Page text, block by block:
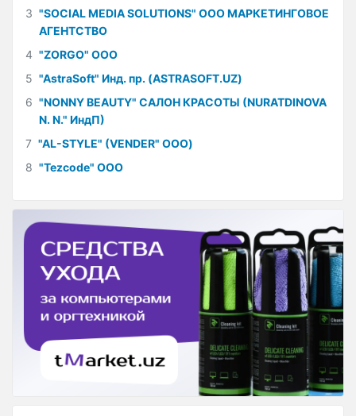
3 "SOCIAL MEDIA SOLUTIONS" ООО МАРКЕТИНГОВОЕ
АГЕНТСТВО
4 "ZORGO" ООО
5 "AstraSoft" Инд. пр. (ASTRASOFT.UZ)
6 "NONNY BEAUTY" САЛОН КРАСОТЫ (NURATDINOVA
N. N." ИндП)
7 "AL-STYLE" (VENDER" ООО)
8 "Tezcode" ООО